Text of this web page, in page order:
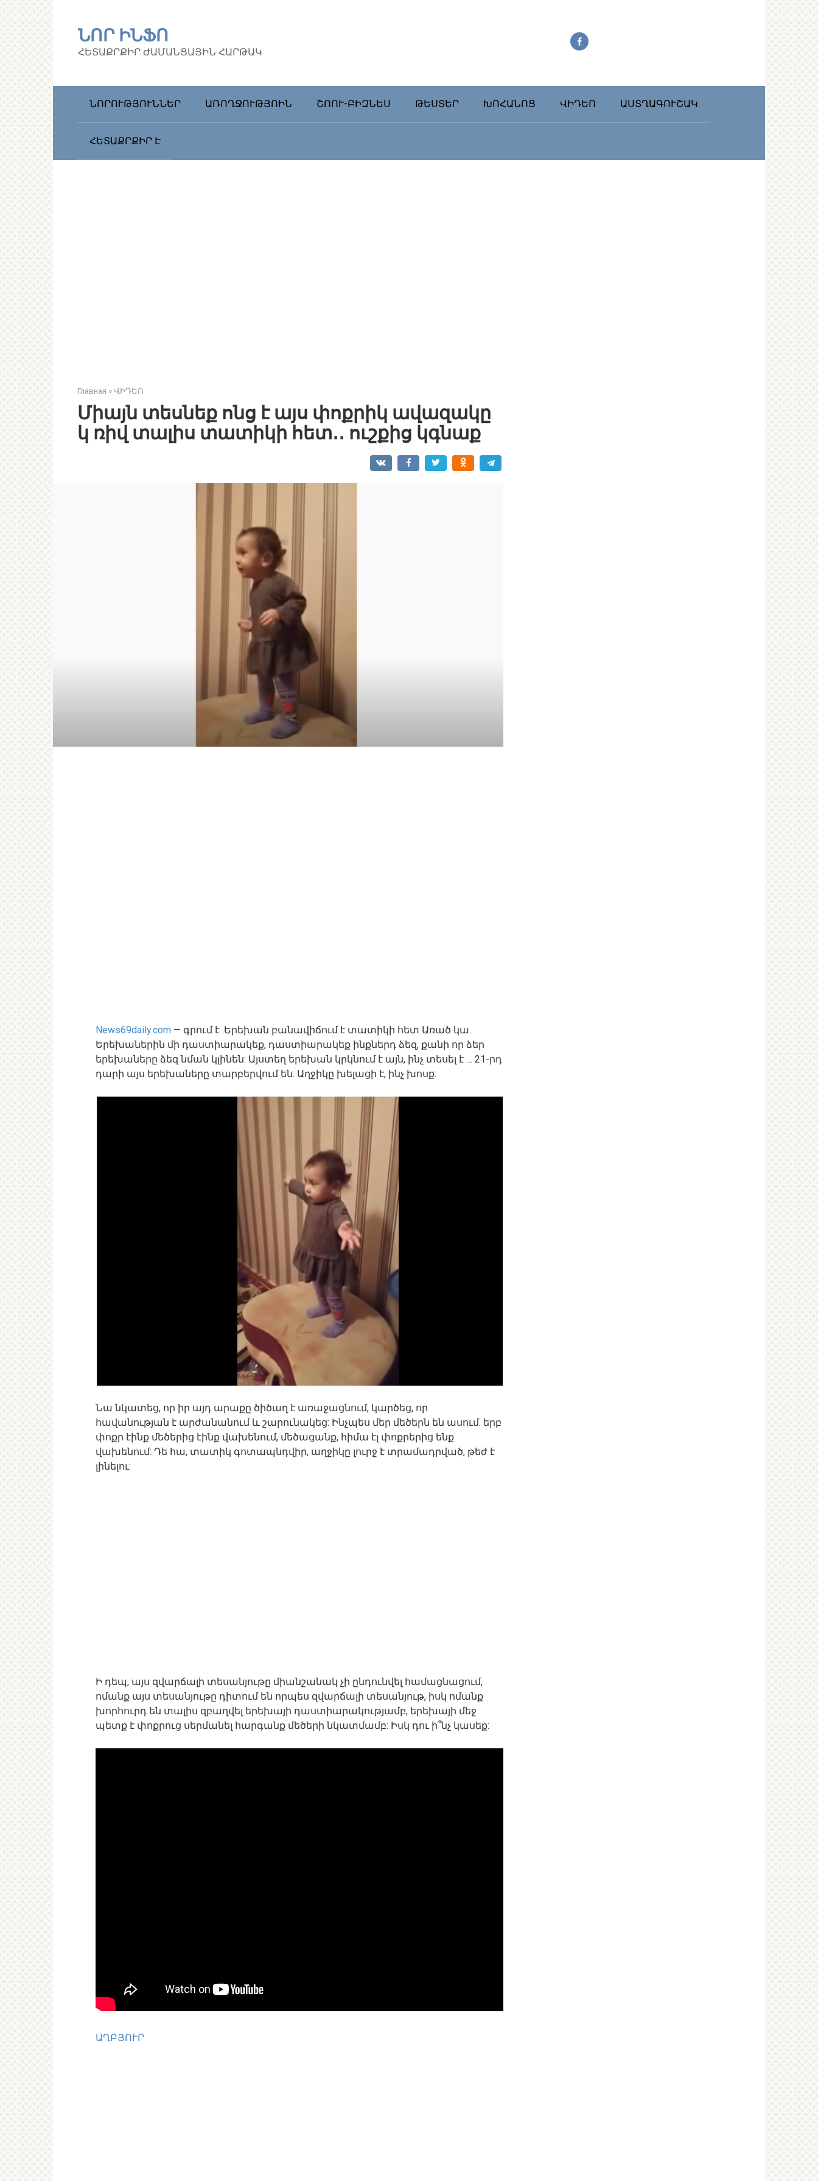
ՆՈՐ ԻՆՖՈ
ՀԵՏԱՔՐՔԻՐ ԺԱՄԱՆՑԱՅԻՆ ՀԱՐԹԱԿ
ՆՈՐՈՒԹՅՈՒՆՆԵՐ ԱՌՈՂՋՈՒԹՅՈԻՆ ՇՈՈՒ-ԲԻԶՆԵՍ ԹԵՍՏԵՐ ԽՈՀԱՆՈՑ ՎԻԴԵՈ ԱՍՏՂԱԳՈՒՇԱԿ
ՀԵՏԱՔՐՔԻՐ Է
Главная » ՎԻԴԵՈ
Միայն տեսնեք ոնց է այս փոքրիկ ավազակը
կ ռիվ տալիս տատիկի հետ․․ ուշքից կգնաք
News69daily.com — գրում է .Երեխան բանավիճում է տատիկի հետ Առած կա.
Երեխաներին մի դաստիարակեք, դաստիարակեք ինքներդ ձեզ, քանի որ ձեր
երեխաները ձեզ նման կլինեն: Այստեղ երեխան կրկնում է այն, ինչ տեսել է … 21-րդ
դարի այս երեխաները տարբերվում են: Աղջիկը խելացի է, ինչ խոսք:
Նա նկատեց, որ իր այդ արաքը ծիծաղ է առաջացնում, կարծեց, որ
հավանության է արժանանում և շարունակեց: Ինչպես մեր մեծերն են ասում. երբ
փոքր էինք մեծերից էինք վախենում, մեծացանք, հիմա էլ փոքրերից ենք
վախենում: Դե հա, տատիկ գոտապնդվիր, աղջիկը լուրջ է տրամադրված, թեժ է
լինելու:
Ի դեպ, այս զվարճալի տեսանյութը միանշանակ չի ընդունվել համացնացում,
ոմանք այս տեսանյութը դիտում են որպես զվարճալի տեսանյութ, իսկ ոմանք
խորհուրդ են տալիս զբաղվել երեխայի դաստիարակությամբ, երեխայի մեջ
պետք է փոքրուց սերմանել հարգանք մեծերի նկատմամբ: Իսկ դու ի՞նչ կասեք:
ԱՂԲՅՈՒՐ